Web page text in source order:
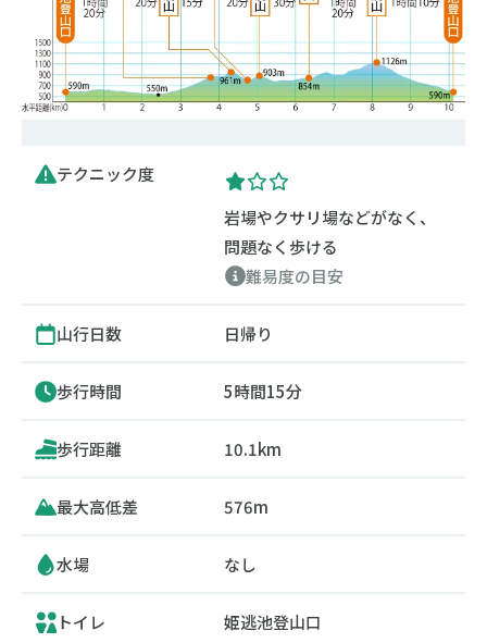
テクニック度
岩場やクサリ場などがなく、
問題なく歩ける
難易度の目安
山行日数 日帰り
歩行時間 5時間15分
歩行距離 10.1km
最大高低差 576m
水場 なし
トイレ
姫逃池登山口